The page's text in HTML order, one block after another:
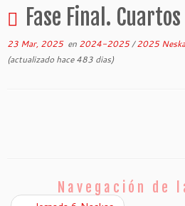
Fase Final. Cuartos
23 Mar, 2025en 2024-2025/2025
(actualizado hace 483 dias)
Navegación de